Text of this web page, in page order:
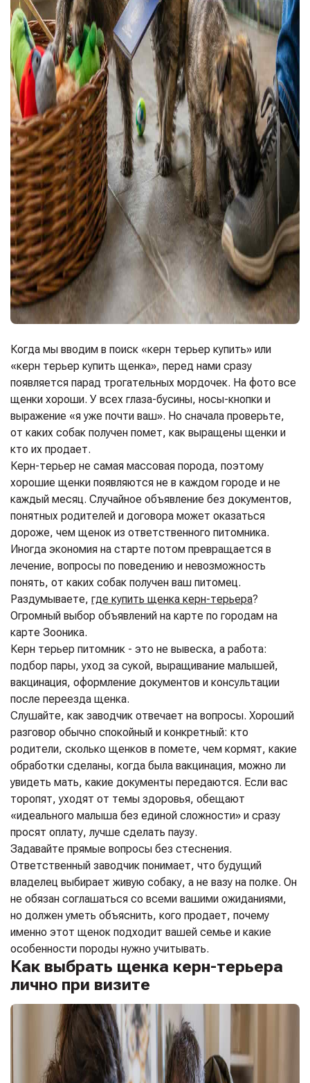
Когда мы вводим в поиск «керн терьер купить» или
«керн терьер купить щенка», перед нами сразу
появляется парад трогательных мордочек. На фото все
щенки хороши. У всех глаза-бусины, носы-кнопки и
выражение «я уже почти ваш». Но сначала проверьте,
от каких собак получен помет, как выращены щенки и
кто их продает.
Керн-терьер не самая массовая порода, поэтому
хорошие щенки появляются не в каждом городе и не
каждый месяц. Случайное объявление без документов,
понятных родителей и договора может оказаться
дороже, чем щенок из ответственного питомника.
Иногда экономия на старте потом превращается в
лечение, вопросы по поведению и невозможность
понять, от каких собак получен ваш питомец.
Раздумываете, где купить щенка керн-терьера?
Огромный выбор объявлений на карте по городам на
карте Зооника.
Керн терьер питомник - это не вывеска, а работа:
подбор пары, уход за сукой, выращивание малышей,
вакцинация, оформление документов и консультации
после переезда щенка.
Слушайте, как заводчик отвечает на вопросы. Хороший
разговор обычно спокойный и конкретный: кто
родители, сколько щенков в помете, чем кормят, какие
обработки сделаны, когда была вакцинация, можно ли
увидеть мать, какие документы передаются. Если вас
торопят, уходят от темы здоровья, обещают
«идеального малыша без единой сложности» и сразу
просят оплату, лучше сделать паузу.
Задавайте прямые вопросы без стеснения.
Ответственный заводчик понимает, что будущий
владелец выбирает живую собаку, а не вазу на полке. Он
не обязан соглашаться со всеми вашими ожиданиями,
но должен уметь объяснить, кого продает, почему
именно этот щенок подходит вашей семье и какие
особенности породы нужно учитывать.
Как выбрать щенка керн-терьера
лично при визите